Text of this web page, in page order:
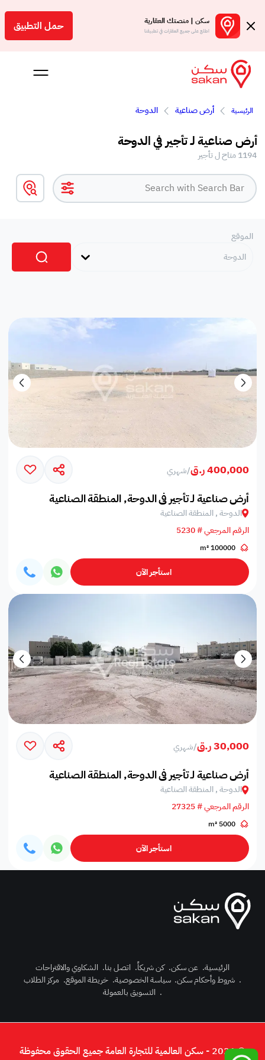
سكن | منصتك العقارية
اطلع على جميع العقارات في تطبيقنا حمل التطبيق
الرئيسية أرض صناعية الدوحة
أرض صناعية لـ تأجير في الدوحة
1194 متاح ل تأجير
الموقع
الدوحة
400,000 ر.ق /شهري
أرض صناعية لـ تأجير في الدوحة, المنطقة الصناعية
الدوحة , المنطقة الصناعية
الرقم المرجعي # 5230
100000 m²
استأجر الآن
30,000 ر.ق /شهري
أرض صناعية لـ تأجير في الدوحة, المنطقة الصناعية
الدوحة , المنطقة الصناعية
الرقم المرجعي # 27325
5000 m²
استأجر الآن
الرئيسية. عن سكن. كن شريكاً. اتصل بنا. الشكاوي والاقتراحات
. شروط وأحكام سكن. سياسة الخصوصية. خريطة الموقع. مركز الطلاب
. التسويق بالعمولة
© 2026 - سكن العالمية للتجارة العامة جميع الحقوق محفوظة